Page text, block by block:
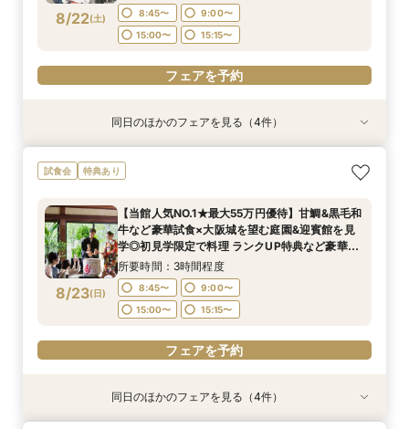
フェアを予約
フェアを予約
フェアを予約
8/22(土) 8:45〜
9:00〜
15:00〜
15:15〜
フェアを予約
特典あり
8/22( 土)
【料理重視の方へおすすめ】組数限定◆グラン
シェフ豊後昌幸が手掛ける黒毛和牛etc2万円相
所要時間：3時間程度
8:45〜
9:00〜
15:00〜
15:15〜
フェアを予約
特典あり
8/22( 土)
【当館人気NO.1★最大55万円優待】甘鯛&黒毛和
牛など豪華試食×大阪城を望む庭園&迎賓館を見
典付きBIGフェア
所要時間：3時間程度
8:45〜
9:00〜
15:00〜
15:15〜
フェアを予約
特典あり
8/22( 土)
ガーデン挙式丸わかり◎2万坪の庭園満喫×オリ
ジナルウェディング庭園&会場見学×国産和牛
所要時間：3時間程度
8:45〜
9:00〜
15:00〜
15:15〜
フェアを予約
特典あり
8/22( 土)
【東京開催/土日】東京サロンで《大阪迎賓館》
のご相談＆お打合せ！
9:00〜 15:00〜
フェアを予約
同日のほかのフェアを見る（4件）
試食会 特典あり
8/23(日)
【当館人気NO.1★最大55万円優待】甘鯛&黒毛和
牛など豪華試食×大阪城を望む庭園&迎賓館を見
学◎初見学限定で料理 ランクUP特典など豪華特
典付きBIGフェア
所要時間：3時間程度
8:45〜
9:00〜
15:00〜
15:15〜
フェアを予約
特典あり
特典あり
特典あり
特典あり同日のほかのフェアを見る（4件）